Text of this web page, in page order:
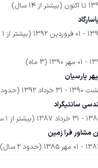
تا اکنون (بیشتر از 14 سال)
- 01 فروردین 1392
(بیشتر از 1 سال)
- 01 مهر 1390
(3 ماه)
پارسیان
- 31 خرداد 1392
(حدود 2 سال)
سانتیگراد
- 31 خرداد 1387
(بیشتر از 1 سال)
مشاور فرا زمین
- 01 مهر 1385
(حدود 2 سال)